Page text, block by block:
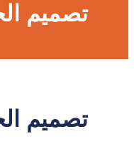
تصميم
تصميم